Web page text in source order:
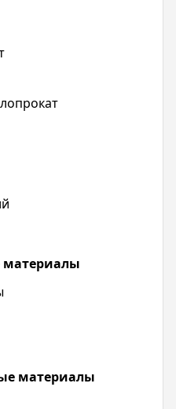
материалы
материалы